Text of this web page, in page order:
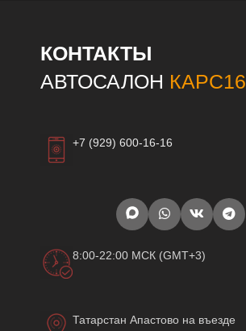
КОНТАКТЫ
АВТОСАЛОН КАРС16
+7 (929) 600-16-16
8:00-22:00 МСК (GMT+3)
Татарстан Апастово на въезде